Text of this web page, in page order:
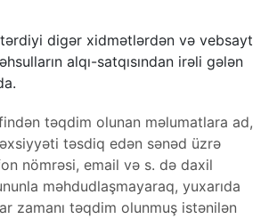
digər xidmətlərdən və vebsayt
alqı-satqısından irəli gələn
təqdim olunan məlumatlara ad,
təsdiq edən sənəd üzrə
nömrəsi, email və s. də daxil
məhdudlaşmayaraq, yuxarıda
zamanı təqdim olunmuş istənilən